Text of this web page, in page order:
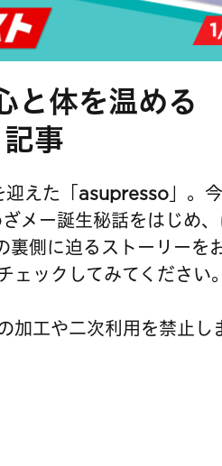
と体を温める
事
えた「asupresso」。
メー誕生秘話をはじめ
裏側に迫るストーリーを
ェックしてみてください
加工や二次利用を禁止し